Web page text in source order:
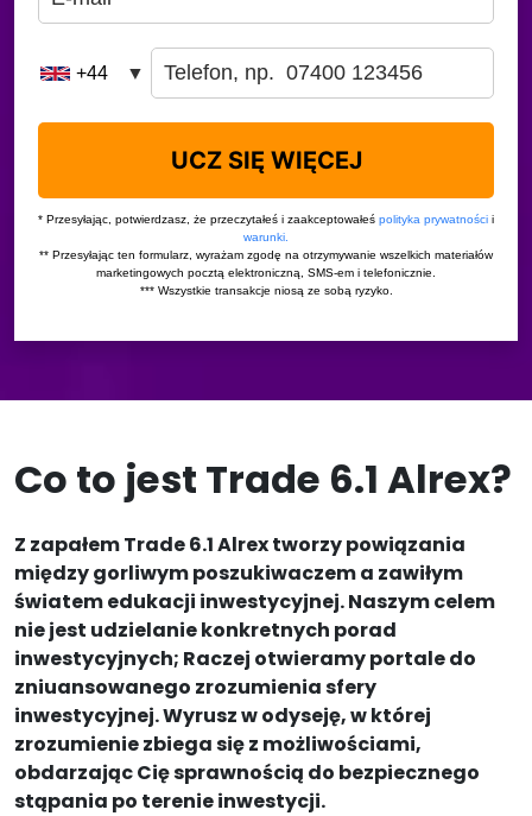
Co to jest Trade 6.1 Alrex?
Z zapałem Trade 6.1 Alrex tworzy powiązania
między gorliwym poszukiwaczem a zawiłym
światem edukacji inwestycyjnej. Naszym celem
nie jest udzielanie konkretnych porad
inwestycyjnych; Raczej otwieramy portale do
zniuansowanego zrozumienia sfery
inwestycyjnej. Wyrusz w odyseję, w której
zrozumienie zbiega się z możliwościami,
obdarzając Cię sprawnością do bezpiecznego
stąpania po terenie inwestycji.